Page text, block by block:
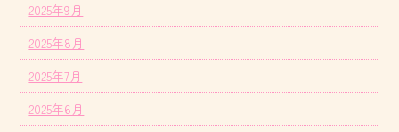
2025年9月
2025年8月
2025年7月
2025年6月